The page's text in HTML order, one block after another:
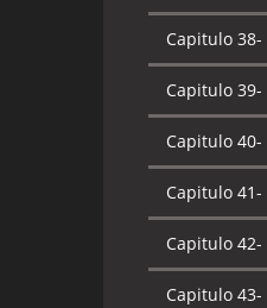
Capitulo 38-
Capitulo 39-
Capitulo 40-
Capitulo 41-
Capitulo 42-
Capitulo 43-